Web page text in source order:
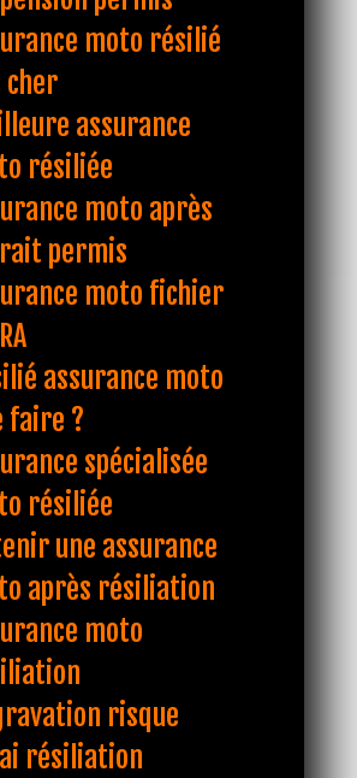
moto résilié
cher
assurance
résiliée
moto après
permis
moto fichier
assurance moto
faire ?
spécialisée
résiliée
une assurance
après résiliation
moto
risque
résiliation